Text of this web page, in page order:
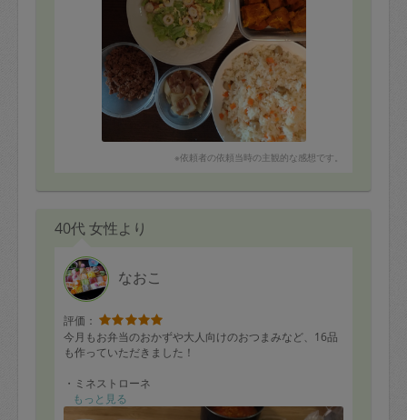
※依頼者の依頼当時の主観的な感想です。
40代 女性より
なおこ
評価：
今月もお弁当のおかずや大人向けのおつまみなど、16品
も作っていただきました！
・ミネストローネ
・鯖トマトカレー
もっと見る